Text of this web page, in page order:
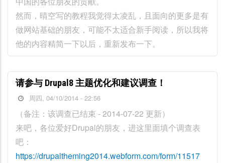
然而，晴空写的教程我觉得太凌乱，且面向的更多是有
做网站基础的朋友，可能不太适合新手阅读，所以我将
他的内容精简一下以后，重新发布一下。
请参与 Drupal8 主题优化和建议调查！
周四, 04/10/2014 - 22:56
（备注：该调查已结束 - 2014-07-22 更新）
来吧，各位爱好Drupal的朋友，进这里面填个调查表
吧：
https://drupaltheming2014.webform.com/form/11517